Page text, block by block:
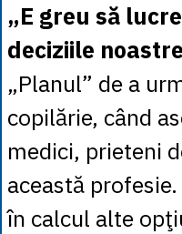
„E greu să
deciziile
„Planul” de a
copilărie, când
medici, prieteni
această
în calcul alte